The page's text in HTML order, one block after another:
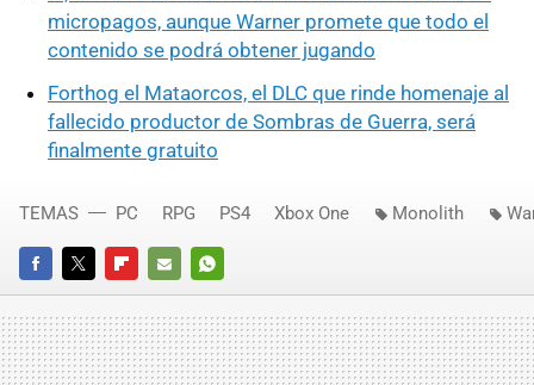
micropagos, aunque Warner promete que todo el
contenido se podrá obtener jugando
Forthog el Mataorcos, el DLC que rinde homenaje al
fallecido productor de Sombras de Guerra, será
finalmente gratuito
FACEBOOKTWITTERFLIPBOARD
E-
MAIL
WHATSAPP
TEMAS PC RPG PS4 Xbox One Monolith